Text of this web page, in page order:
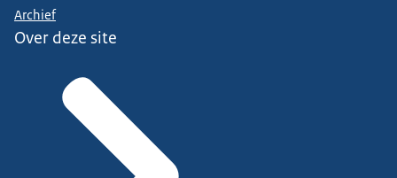
Archief
Over deze site